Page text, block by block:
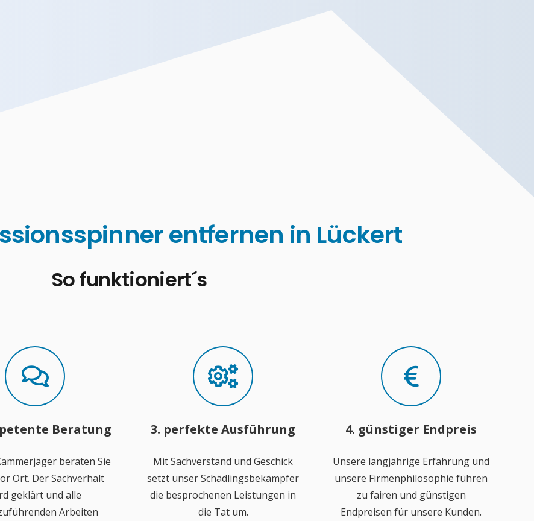
entfernen in Lückert
So funktioniert´s
Beratung
beraten Sie
Ort. Der Sachverhalt
geklärt und alle
Arbeiten
3. perfekte Ausführung
Mit Sachverstand und Geschick
setzt unser Schädlingsbekämpfer
die besprochenen Leistungen in
die Tat um.
4. günstiger Endpreis
Unsere langjährige Erfahrung und
unsere Firmenphilosophie führen
zu fairen und günstigen
Endpreisen für unsere Kunden.